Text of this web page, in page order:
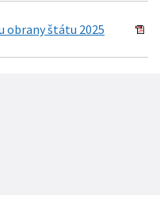
obrany štátu 2025